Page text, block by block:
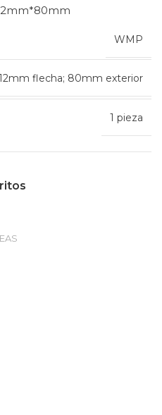
WMP
flecha; 80mm exterior
1 pieza